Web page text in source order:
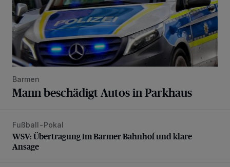
Barmen
Mann beschädigt Autos in Parkhaus
WSV: Übertragung im Barmer Bahnhof und klare Ansage
Fußball-Pokal
WSV: Übertragung im Barmer Bahnhof und klare
Ansage